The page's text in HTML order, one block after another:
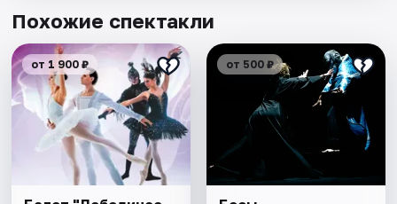
Похожие спектакли
от 1 900 ₽ от 500 ₽